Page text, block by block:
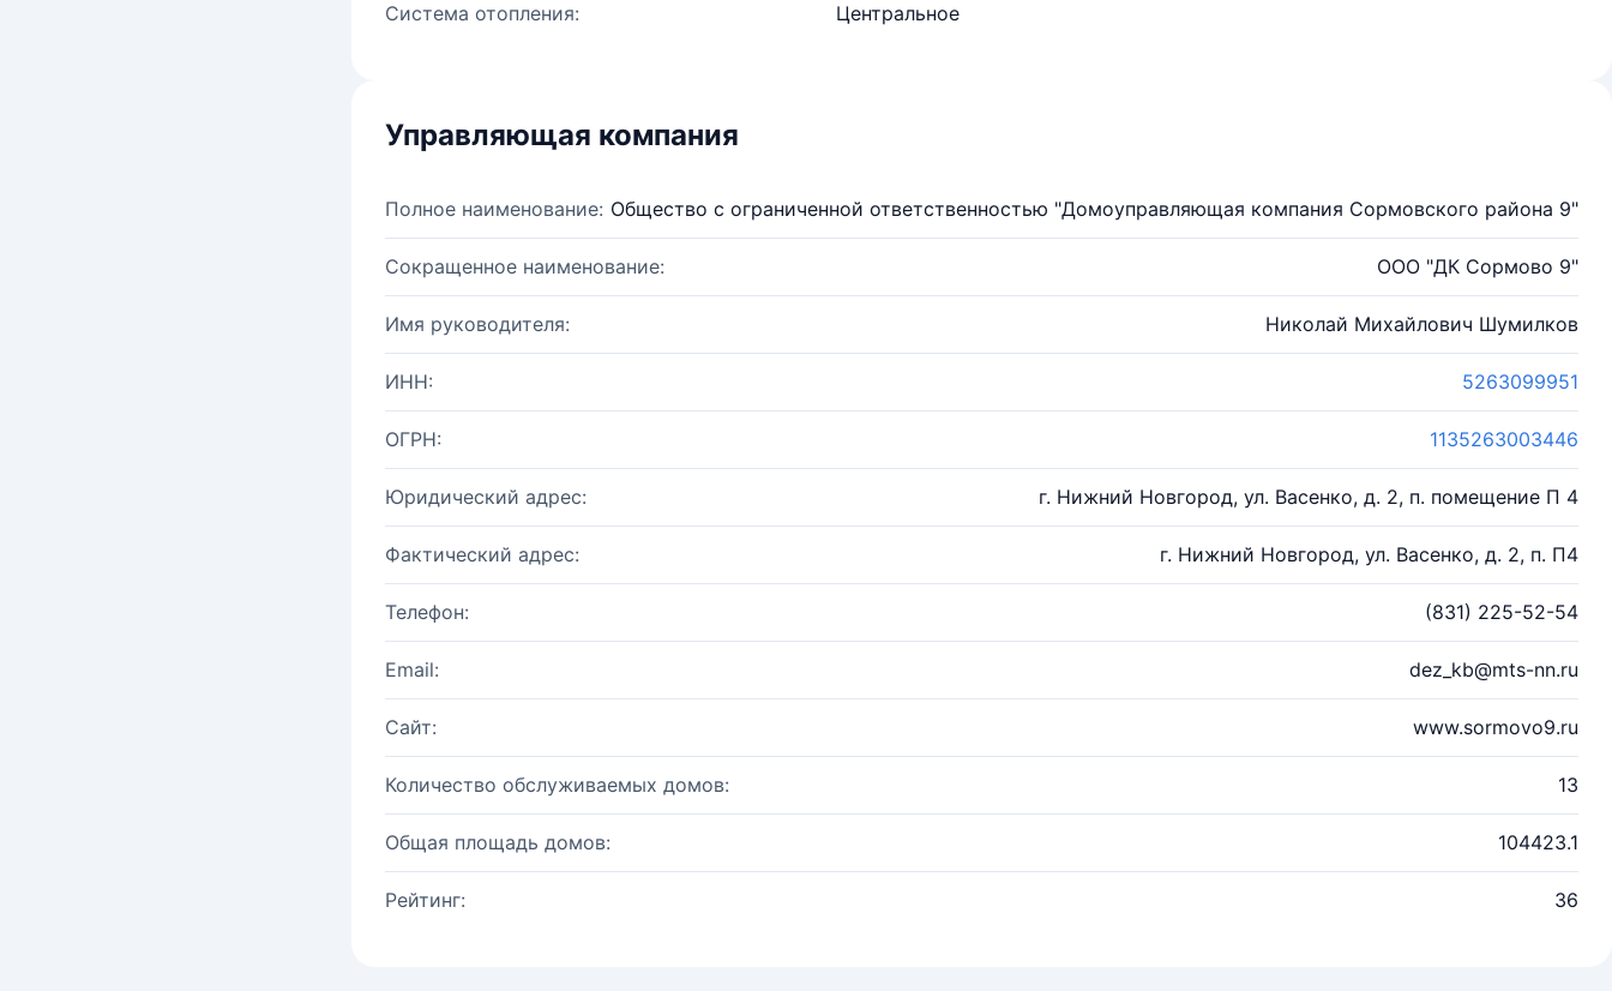
Система отопления: Центральное
Управляющая компания
Полное наименование: Общество с ограниченной ответственностью "Домоуправляющая компания Сормовского района 9"
Сокращенное наименование: ООО "ДК Сормово 9"
Имя руководителя: Николай Михайлович Шумилков
ИНН: 5263099951
ОГРН: 1135263003446
Юридический адрес: г. Нижний Новгород, ул. Васенко, д. 2, п. помещение П 4
Фактический адрес: г. Нижний Новгород, ул. Васенко, д. 2, п. П4
Телефон: (831) 225-52-54
Email: dez_kb@mts-nn.ru
Сайт: www.sormovo9.ru
Количество обслуживаемых домов: 13
Общая площадь домов: 104423.1
Рейтинг: 36